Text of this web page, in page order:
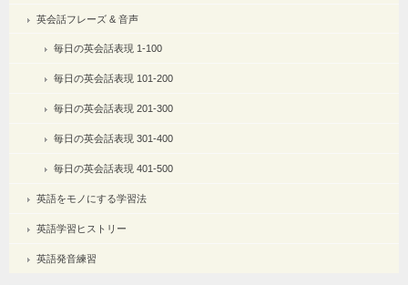
英会話フレーズ & 音声
毎日の英会話表現 1-100
毎日の英会話表現 101-200
毎日の英会話表現 201-300
毎日の英会話表現 301-400
毎日の英会話表現 401-500
英語をモノにする学習法
英語学習ヒストリー
英語発音練習